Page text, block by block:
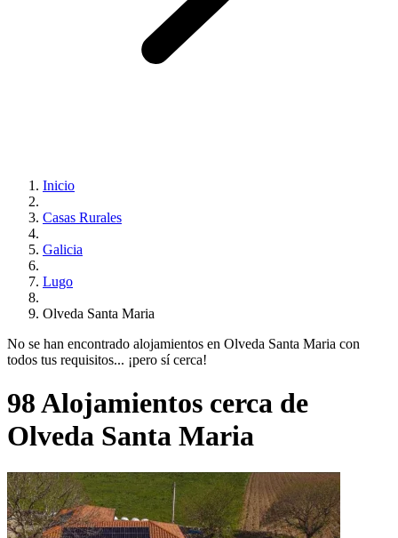
Inicio
Casas Rurales
Galicia
Lugo
Olveda Santa Maria
No se han encontrado alojamientos en Olveda Santa Maria con
todos tus requisitos... ¡pero sí cerca!
98 Alojamientos cerca de
Olveda Santa Maria